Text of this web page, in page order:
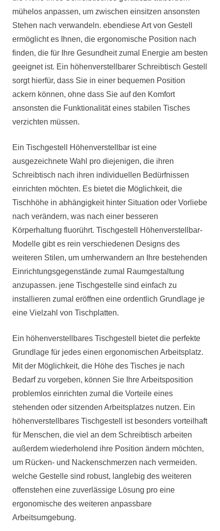
mühelos anpassen, um zwischen einsitzen ansonsten
Stehen nach verwandeln. ebendiese Art von Gestell
ermöglicht es Ihnen, die ergonomische Position nach
finden, die für Ihre Gesundheit zumal Energie am besten
geeignet ist. Ein höhenverstellbarer Schreibtisch Gestell
sorgt hierfür, dass Sie in einer bequemen Position
ackern können, ohne dass Sie auf den Komfort
ansonsten die Funktionalität eines stabilen Tisches
verzichten müssen.
Ein Tischgestell Höhenverstellbar ist eine
ausgezeichnete Wahl pro diejenigen, die ihren
Schreibtisch nach ihren individuellen Bedürfnissen
einrichten möchten. Es bietet die Möglichkeit, die
Tischhöhe in abhängigkeit hinter Situation oder Vorliebe
nach verändern, was nach einer besseren
Körperhaltung fluorührt. Tischgestell Höhenverstellbar-
Modelle gibt es rein verschiedenen Designs des
weiteren Stilen, um umherwandern an Ihre bestehenden
Einrichtungsgegenstände zumal Raumgestaltung
anzupassen. jene Tischgestelle sind einfach zu
installieren zumal eröffnen eine ordentlich Grundlage je
eine Vielzahl von Tischplatten.
Ein höhenverstellbares Tischgestell bietet die perfekte
Grundlage für jedes einen ergonomischen Arbeitsplatz.
Mit der Möglichkeit, die Höhe des Tisches je nach
Bedarf zu vorgeben, können Sie Ihre Arbeitsposition
problemlos einrichten zumal die Vorteile eines
stehenden oder sitzenden Arbeitsplatzes nutzen. Ein
höhenverstellbares Tischgestell ist besonders vorteilhaft
für Menschen, die viel an dem Schreibtisch arbeiten
außerdem wiederholend ihre Position ändern möchten,
um Rücken- und Nackenschmerzen nach vermeiden.
welche Gestelle sind robust, langlebig des weiteren
offenstehen eine zuverlässige Lösung pro eine
ergonomische des weiteren anpassbare
Arbeitsumgebung.